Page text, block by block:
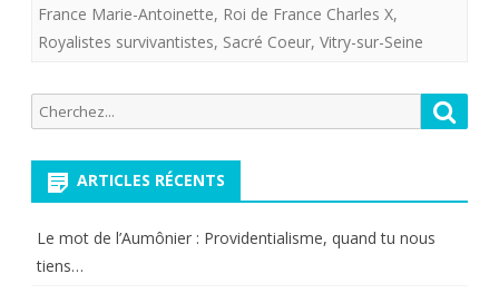
France Marie-Antoinette, Roi de France Charles X,
Royalistes survivantistes, Sacré Coeur, Vitry-sur-Seine
Recherche
pour:
ARTICLES RÉCENTS
Le mot de l’Aumônier : Providentialisme, quand tu nous
tiens…